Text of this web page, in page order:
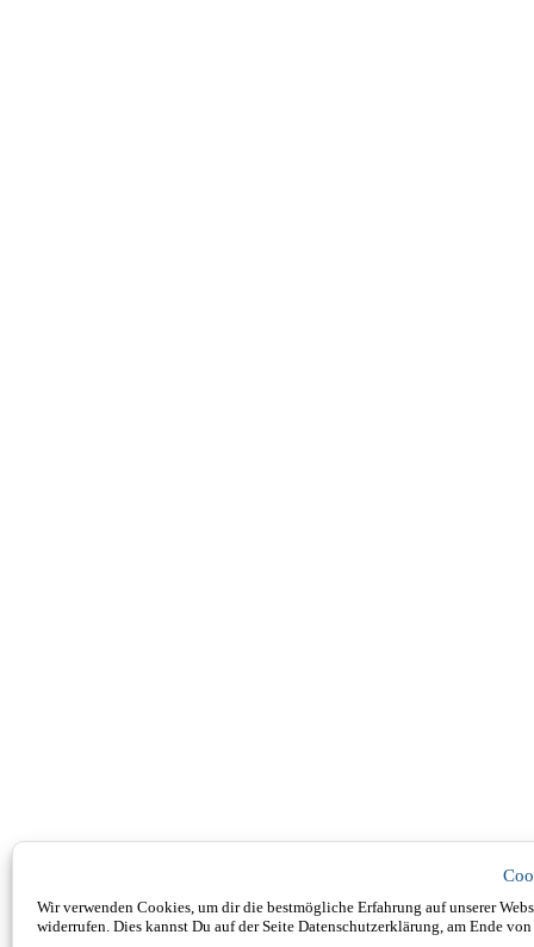
Wir verwenden Cookies, um dir die bestmögliche Erfahrung auf unserer
widerrufen. Dies kannst Du auf der Seite Datenschutzerklärung, am Ende